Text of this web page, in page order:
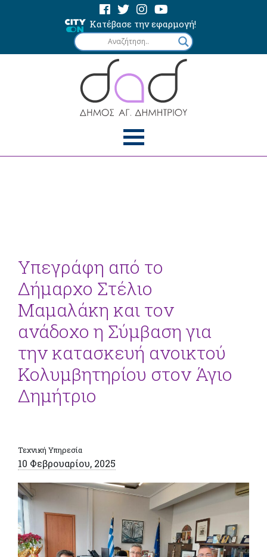
Κατέβασε την εφαρμογή!
Υπεγράφη από το
Δήμαρχο Στέλιο
Μαμαλάκη και τον
ανάδοχο η Σύμβαση για
την κατασκευή ανοικτού
Κολυμβητηρίου στον Άγιο
Δημήτριο
Τεχνική Υπηρεσία
10 Φεβρουαρίου, 2025